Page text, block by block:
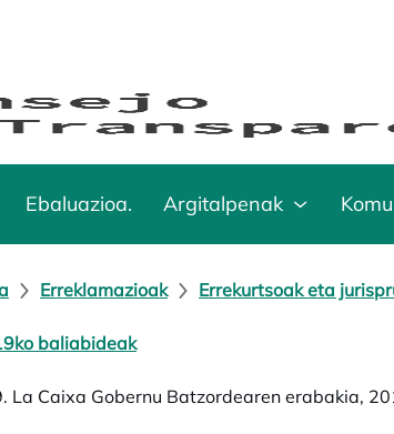
Ebaluazioa. Argitalpenak
Erreklamazioak Errekurtsoak eta
baliabideak
La Caixa Gobernu Batzordearen erabakia,